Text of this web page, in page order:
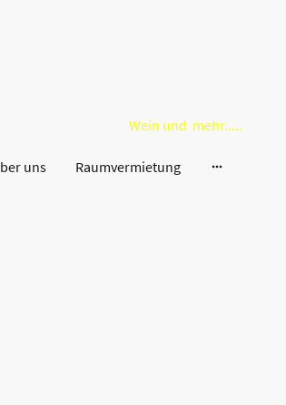
Wein und mehr.....
uns Raumvermietung